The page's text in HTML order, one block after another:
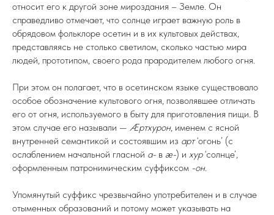
относит его к другой зоне мироздания – Земле. Он
справедливо отмечает, что солнце играет важную роль в
обрядовом фольклоре осетин и в их культовых действах,
представляясь не столько светилом, сколько частью мира
людей, прототипом, своего рода прародителем любого огня.
При этом он полагает, что в осетинском языке существовало
особое обозначение культового огня, позволявшее отличать
его от огня, используемого в быту для приготовления пищи. В
этом случае его называли — Æртхурон, именем с ясной
внутренней семантикой и состоявшим из арт‘огонь’ (с
ослаблением начальной гласной а- в æ-) и хур‘солнце’,
оформленным патронимическим суффиксом -он.
Упомянутый суффикс чрезвычайно употребителен и в случае
отыменных образований и потому может указывать на